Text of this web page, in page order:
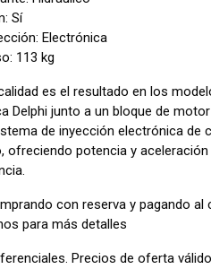
Sí
Electrónica
113 kg
es el resultado en los
Delphi junto a un bloque de
de inyección electrónica de
ofreciendo potencia y
con reserva y pagando
para más detalles
Precios de oferta